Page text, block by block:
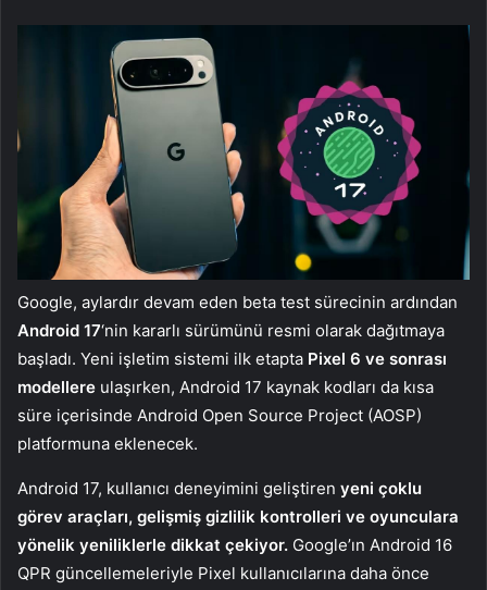
Google, aylardır devam eden beta test sürecinin ardından
Android 17‘nin kararlı sürümünü resmi olarak dağıtmaya
başladı. Yeni işletim sistemi ilk etapta Pixel 6 ve sonrası
modellere ulaşırken, Android 17 kaynak kodları da kısa
süre içerisinde Android Open Source Project (AOSP)
platformuna eklenecek.
Android 17, kullanıcı deneyimini geliştiren yeni çoklu
görev araçları, gelişmiş gizlilik kontrolleri ve oyunculara
yönelik yeniliklerle dikkat çekiyor. Google’ın Android 16
QPR güncellemeleriyle Pixel kullanıcılarına daha önce